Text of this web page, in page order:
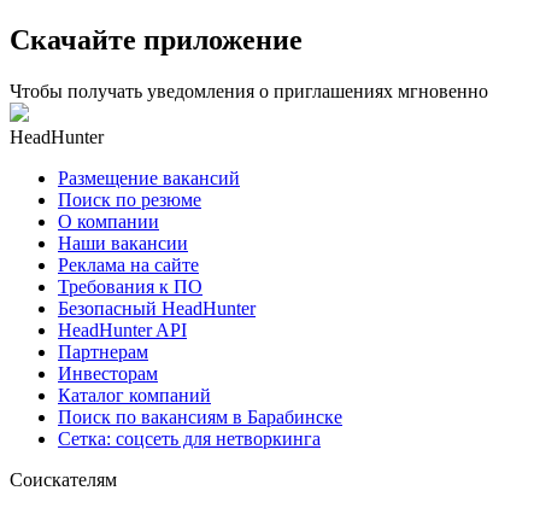
Скачайте приложение
Чтобы получать уведомления о приглашениях мгновенно
HeadHunter
Размещение вакансий
Поиск по резюме
О компании
Наши вакансии
Реклама на сайте
Требования к ПО
Безопасный HeadHunter
HeadHunter API
Партнерам
Инвесторам
Каталог компаний
Поиск по вакансиям в Барабинске
Сетка: соцсеть для нетворкинга
Соискателям